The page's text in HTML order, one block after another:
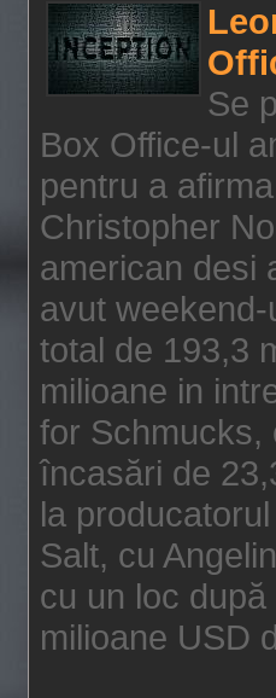
Se
Box Office-ul
pentru a
Christopher
american desi
avut
total de 193,3
milioane in
for Schmucks,
încasări de
la
Salt, cu
cu un loc
milioane USD